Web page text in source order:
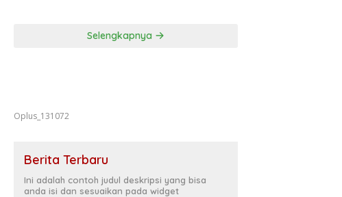
Selengkapnya
Oplus_131072
Berita Terbaru
Ini adalah contoh judul deskripsi yang bisa
anda isi dan sesuaikan pada widget